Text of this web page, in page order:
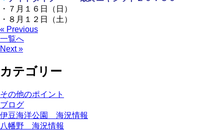
・７月１６日（日）
・８月１２日（土）
« Previous
一覧へ
Next »
カテゴリー
その他のポイント
ブログ
伊豆海洋公園 海況情報
八幡野 海況情報